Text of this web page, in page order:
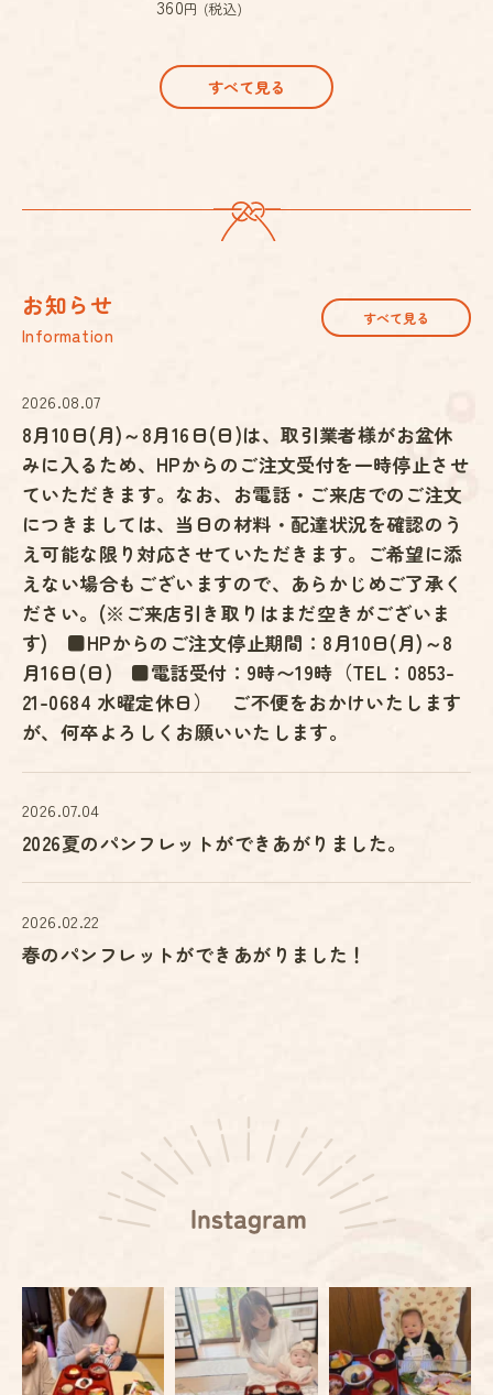
360円 (税込)
すべて見る
お知らせ
Information
すべて見る
2026.08.07
8月10日(月)～8月16日(日)は、取引業者様がお盆休
みに入るため、HPからのご注文受付を一時停止させ
ていただきます。なお、お電話・ご来店でのご注文
につきましては、当日の材料・配達状況を確認のう
え可能な限り対応させていただきます。ご希望に添
えない場合もございますので、あらかじめご了承く
ださい。(※ご来店引き取りはまだ空きがございま
す) ■HPからのご注文停止期間：8月10日(月)～8
月16日(日) ■電話受付：9時〜19時（TEL：0853-
21-0684 水曜定休日） ご不便をおかけいたします
が、何卒よろしくお願いいたします。
2026.07.04
2026夏のパンフレットができあがりました。
2026.02.22
春のパンフレットができあがりました！